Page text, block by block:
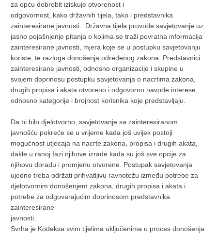
za opću dobrobit iziskuje otvorenost i
odgovornost, kako državnih tijela, tako i predstavnika
zainteresirane javnosti. Državna tijela provode savjetovanje uz
jasno pojašnjenje pitanja o kojima se traži povratna informacija
zainteresirane javnosti, mjera koje se u postupku savjetovanju
koriste, te razloga donošenja određenog zakona. Predstavnici
zainteresirane javnosti, odnosno organizacije i skupine u
svojem doprinosu postupku savjetovanja o nacrtima zakona,
drugih propisa i akata otvoreno i odgovorno navode interese,
odnosno kategorije i brojnost korisnika koje predstavljaju.
Da bi bilo djelotvorno, savjetovanje sa zainteresiranom
javnošću pokreće se u vrijeme kada još uvijek postoji
mogućnost utjecaja na nacrte zakona, propisa i drugih akata,
dakle u ranoj fazi njihove izrade kada su još sve opcije za
njihovu doradu i promjenu otvorene. Postupak savjetovanja
ujedno treba održati prihvatljivu ravnotežu između potrebe za
djelotvornim donošenjem zakona, drugih propisa i akata i
potrebe za odgovarajućim doprinosom predstavnika
zainteresirane
javnosti.
Svrha je Kodeksa svim tijelima uključenima u proces donošenja